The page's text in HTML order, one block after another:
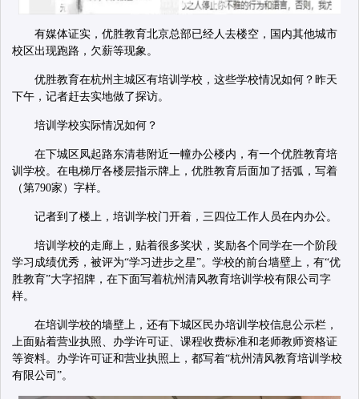
有媒体证实，优胜教育北京总部已经人去楼空，国内其他城市
校区出现跑路，欠薪等现象。
优胜教育在杭州主城区有培训学校，这些学校情况如何？昨天
下午，记者赶去实地做了探访。
培训学校实际情况如何？
在下城区凤起路东清巷附近一幢办公楼内，有一个优胜教育培
训学校。在电梯厅各楼层指示牌上，优胜教育后面加了括弧，写着
（第790家）字样。
记者到了楼上，培训学校门开着，三四位工作人员在内办公。
培训学校的走廊上，贴着很多奖状，奖励各个同学在一个阶段
学习成绩优秀，被评为“学习进步之星”。学校的前台墙壁上，有“优
胜教育”大字招牌，在下面写着杭州清风教育培训学校有限公司字
样。
在培训学校的墙壁上，还有下城区民办培训学校信息公示栏，
上面贴着营业执照、办学许可证、课程收费标准和老师教师资格证
等资料。办学许可证和营业执照上，都写着“杭州清风教育培训学校
有限公司”。